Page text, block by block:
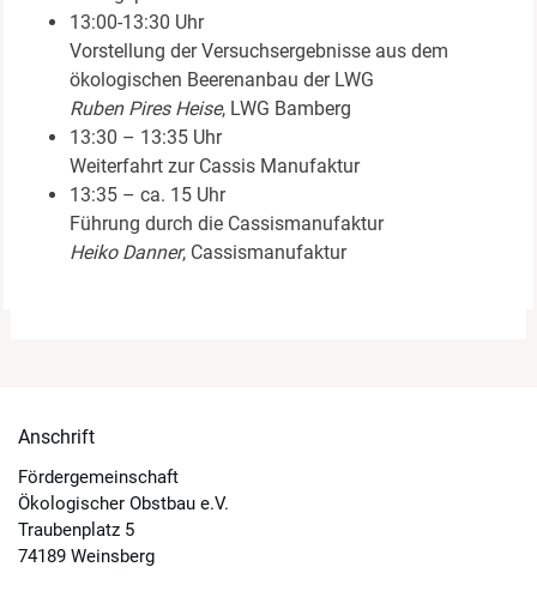
13:00-13:30 Uhr
Vorstellung der Versuchsergebnisse aus dem
ökologischen Beerenanbau der LWG
Ruben Pires Heise, LWG Bamberg
13:30 – 13:35 Uhr
Weiterfahrt zur Cassis Manufaktur
13:35 – ca. 15 Uhr
Führung durch die Cassismanufaktur
Heiko Danner, Cassismanufaktur
Anschrift
Fördergemeinschaft
Ökologischer Obstbau e.V.
Traubenplatz 5
74189 Weinsberg